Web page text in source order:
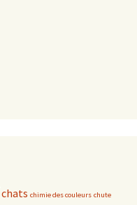
chats chimie des couleurs chute